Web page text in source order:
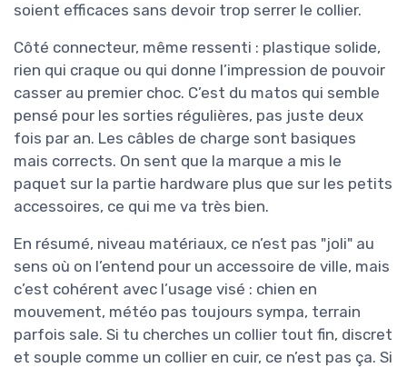
soient efficaces sans devoir trop serrer le collier.
Côté connecteur, même ressenti : plastique solide,
rien qui craque ou qui donne l’impression de pouvoir
casser au premier choc. C’est du matos qui semble
pensé pour les sorties régulières, pas juste deux
fois par an. Les câbles de charge sont basiques
mais corrects. On sent que la marque a mis le
paquet sur la partie hardware plus que sur les petits
accessoires, ce qui me va très bien.
En résumé, niveau matériaux, ce n’est pas "joli" au
sens où on l’entend pour un accessoire de ville, mais
c’est cohérent avec l’usage visé : chien en
mouvement, météo pas toujours sympa, terrain
parfois sale. Si tu cherches un collier tout fin, discret
et souple comme un collier en cuir, ce n’est pas ça. Si